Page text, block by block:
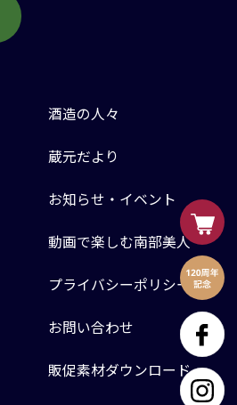
酒造の人々
蔵元だより
お知らせ・イベント
動画で楽しむ南部美人
プライバシーポリシー
お問い合わせ
販促素材ダウンロード